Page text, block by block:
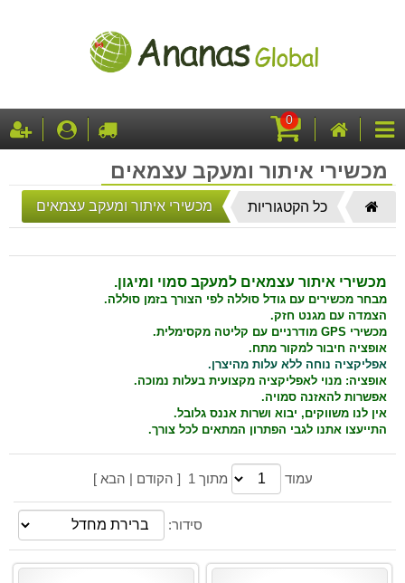
קטגוריותהבית
קניות
0 לקופה
מכשירי איתור ומעקב עצמאים
דף
הבית
כל הקטגוריות מכשירי איתור ומעקב עצמאים
מכשירי איתור עצמאים למעקב סמוי ומיגון.
מבחר מכשירים עם גודל סוללה לפי הצורך בזמן סוללה.
הצמדה עם מגנט חזק.
מכשירי GPS מודרניים עם קליטה מקסימלית.
אופציה חיבור למקור מתח.
אפליקציה נוחה ללא עלות מהיצרן.
אופציה: מנוי לאפליקציה מקצועית בעלות נמוכה.
אפשרות להאזנה סמויה.
אין לנו משווקים, יבוא ושרות אננס גלובל.
התייעצו אתנו לגבי הפתרון המתאים לכל צורך.
עמוד מתוך 1 [ הקודם | הבא ]
סידור: